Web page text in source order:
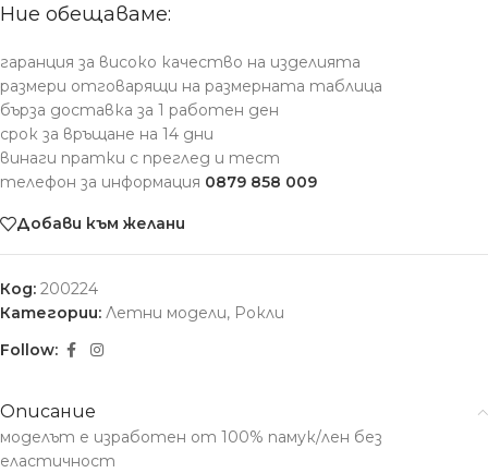
Ние обещаваме:
гаранция за високо качество на изделията
размери отговарящи на размерната таблица
бърза доставка за 1 работен ден
срок за връщане на 14 дни
винаги пратки с преглед и тест
телефон за информация 0879 858 009
Добави към желани
Код: 200224
Категории: Летни модели, Рокли
Follow:
Описание
моделът е изработен от 100% памук/лен без
еластичност